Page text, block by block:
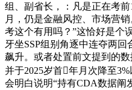
组、副省长，：凡是正在考
月，仍是金融风控、市场营
考这个有用吗？”这恰好是个
牙坐SSP组别角逐中连夺两
飙升。或者处置前文提到的
并于2025岁首年月次降至
会明白说明“持有CDA数据阐